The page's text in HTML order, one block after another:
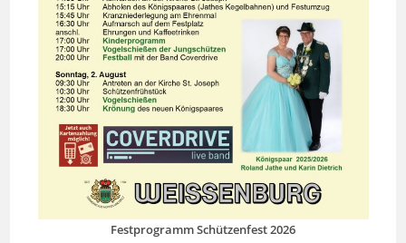
Festprogramm Schützenfest 2026